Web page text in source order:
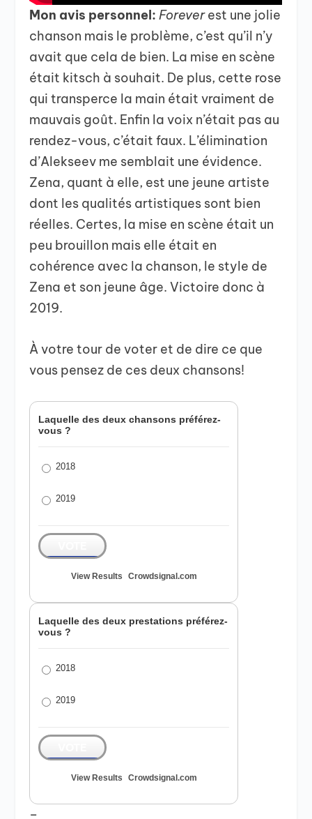
Mon avis personnel: Foreverest une jolie
chanson mais le problème, c’est qu’il n’y
avait que cela de bien. La mise en scène
était kitsch à souhait. De plus, cette rose
qui transperce la main était vraiment de
mauvais goût. Enfin la voix n’était pas au
rendez-vous, c’était faux. L’élimination
d’Alekseev me semblait une évidence.
Zena, quant à elle, est une jeune artiste
dont les qualités artistiques sont bien
réelles. Certes, la mise en scène était un
peu brouillon mais elle était en
cohérence avec la chanson, le style de
Zena et son jeune âge. Victoire donc à
2019.
À votre tour de voter et de dire ce que
vous pensez de ces deux chansons!
Laquelle des deux chansons préférez-
vous ?
2018
2019
View Results Crowdsignal.com
Laquelle des deux prestations préférez-
vous ?
2018
2019
View Results Crowdsignal.com
–